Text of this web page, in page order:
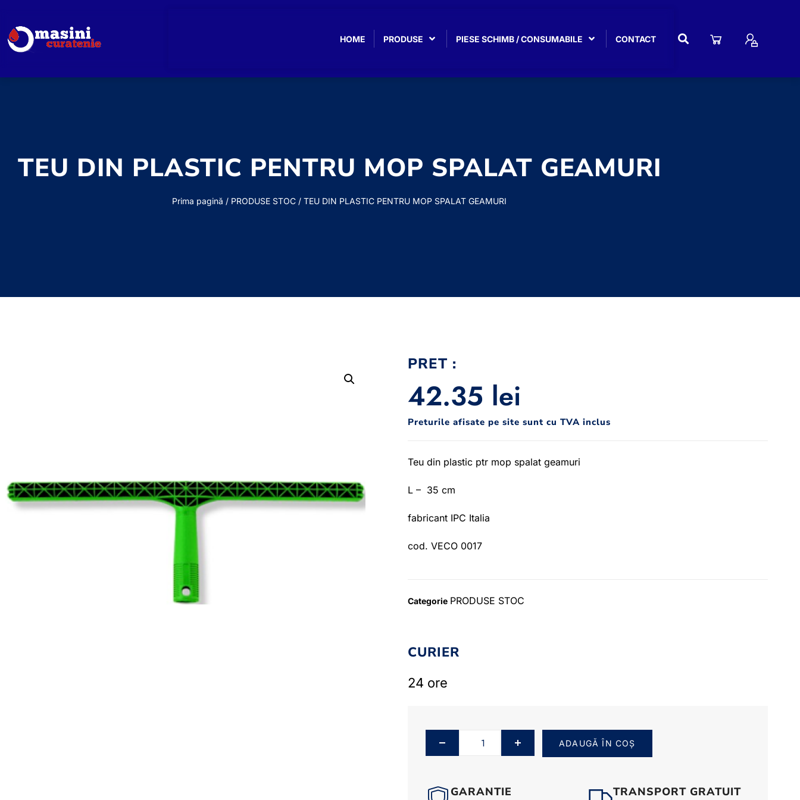
HOME PRODUSE PIESE SCHIMB / CONSUMABILE CONTACT
TEU DIN PLASTIC PENTRU MOP SPALAT GEAMURI
Prima pagină / PRODUSE STOC / TEU DIN PLASTIC PENTRU MOP SPALAT GEAMURI
PRET :
42.35 lei
Preturile afisate pe site sunt cu TVA inclus
Teu din plastic ptr mop spalat geamuri
L – 35 cm
fabricant IPC Italia
cod. VECO 0017
Categorie PRODUSE STOC
CURIER
24 ore
ADAUGĂ ÎN COȘ
GARANTIE TRANSPORT GRATUIT